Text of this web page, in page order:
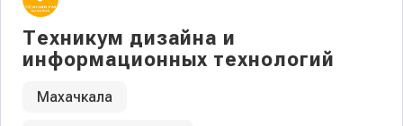
Техникум дизайна и
информационных технологий
Махачкала